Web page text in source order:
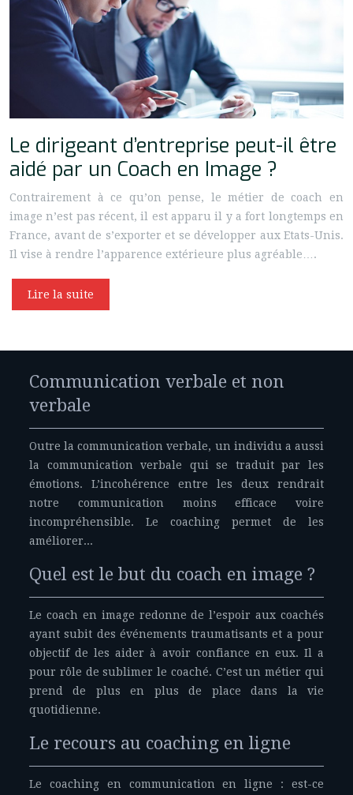
Le dirigeant d’entreprise peut-il être
aidé par un Coach en Image ?
Contrairement à ce qu’on pense, le métier de coach en
image n’est pas récent, il est apparu il y a fort longtemps en
France, avant de s’exporter et se développer aux Etats-Unis.
Il vise à rendre l’apparence extérieure plus agréable….
Lire la suite
Communication verbale et non
verbale
Outre la communication verbale, un individu a aussi
la communication verbale qui se traduit par les
émotions. L’incohérence entre les deux rendrait
notre communication moins efficace voire
incompréhensible. Le coaching permet de les
améliorer...
Quel est le but du coach en image ?
Le coach en image redonne de l’espoir aux coachés
ayant subit des événements traumatisants et a pour
objectif de les aider à avoir confiance en eux. Il a
pour rôle de sublimer le coaché. C’est un métier qui
prend de plus en plus de place dans la vie
quotidienne.
Le recours au coaching en ligne
Le coaching en communication en ligne : est-ce